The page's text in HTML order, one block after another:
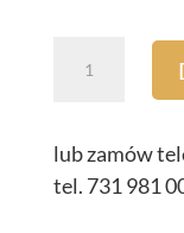
Navigator™
SL
5L
lub zamów
tel. 731 981